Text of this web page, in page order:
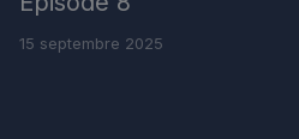
15 septembre 2025